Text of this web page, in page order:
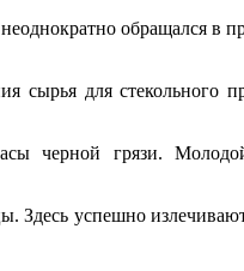
обращался в
для стекольного
черной грязи. Молодой
Здесь успешно